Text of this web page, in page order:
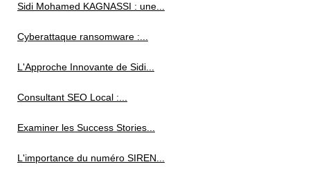
Sidi Mohamed KAGNASSI : une...
Cyberattaque ransomware :...
L'Approche Innovante de Sidi...
Consultant SEO Local :...
Examiner les Success Stories...
L'importance du numéro SIREN...